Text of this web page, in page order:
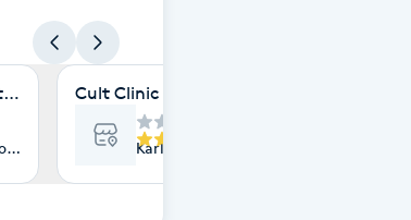
Ekologisk Frisör- Ekologisk Hudvård-
Cult Clinic
Karlavägen 69, Stockholm